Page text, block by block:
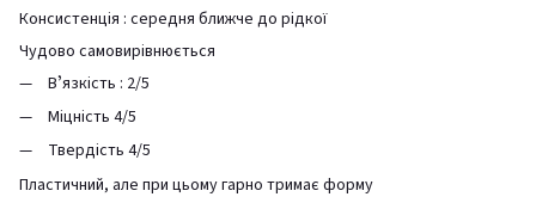
Консистенція : середня ближче до рідкої
Чудово самовирівнюється
Вʼязкість : 2/5
Міцність 4/5
Твердість 4/5
Пластичний, але при цьому гарно тримає форму